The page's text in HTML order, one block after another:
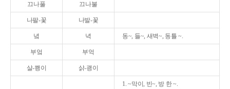
끄나풀 끄나불
나팔-꽃 나발-꽃
녘 녁 동~, 들~, 새벽~, 동틀 ~.
부엌 부억
살-쾡이 삵-괭이
1. ~막이, 빈~, 방 한 ~.